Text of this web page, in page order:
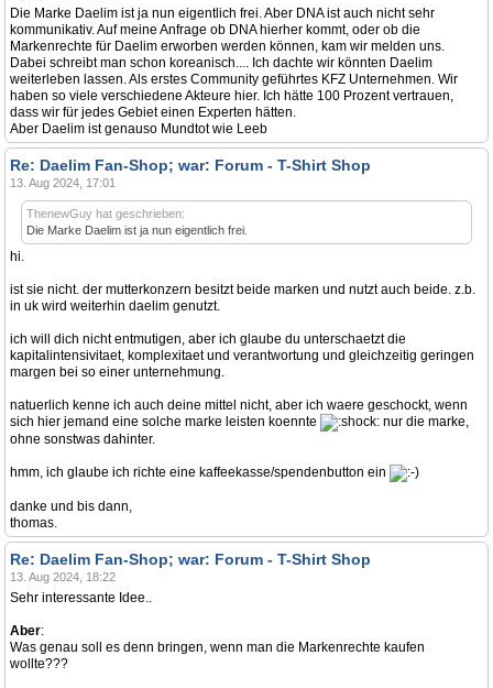
Die Marke Daelim ist ja nun eigentlich frei. Aber DNA ist auch nicht sehr
kommunikativ. Auf meine Anfrage ob DNA hierher kommt, oder ob die
Markenrechte für Daelim erworben werden können, kam wir melden uns.
Dabei schreibt man schon koreanisch.... Ich dachte wir könnten Daelim
weiterleben lassen. Als erstes Community geführtes KFZ Unternehmen. Wir
haben so viele verschiedene Akteure hier. Ich hätte 100 Prozent vertrauen,
dass wir für jedes Gebiet einen Experten hätten.
Aber Daelim ist genauso Mundtot wie Leeb
Re: Daelim Fan-Shop; war: Forum - T-Shirt Shop
13. Aug 2024, 17:01
ThenewGuy hat geschrieben:
Die Marke Daelim ist ja nun eigentlich frei.
hi.
ist sie nicht. der mutterkonzern besitzt beide marken und nutzt auch beide. z.b.
in uk wird weiterhin daelim genutzt.
ich will dich nicht entmutigen, aber ich glaube du unterschaetzt die
kapitalintensivitaet, komplexitaet und verantwortung und gleichzeitig geringen
margen bei so einer unternehmung.
natuerlich kenne ich auch deine mittel nicht, aber ich waere geschockt, wenn
sich hier jemand eine solche marke leisten koennte
nur die marke,
ohne sonstwas dahinter.
hmm, ich glaube ich richte eine kaffeekasse/spendenbutton ein
danke und bis dann,
thomas.
Re: Daelim Fan-Shop; war: Forum - T-Shirt Shop
13. Aug 2024, 18:22
Sehr interessante Idee..
Aber:
Was genau soll es denn bringen, wenn man die Markenrechte kaufen
wollte???